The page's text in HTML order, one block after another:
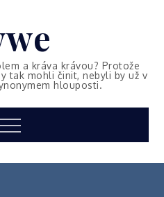
a kráva krávou? Protože
tak mohli činit, nebyli by už v
hlouposti.
Menu